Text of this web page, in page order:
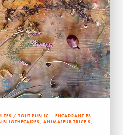
/ TOUT PUBLIC – ENCADRANT.ES
ANIMATEUR.TRICE.S,